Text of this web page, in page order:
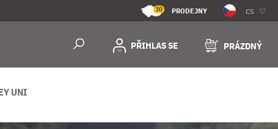
30 PRODEJNY CS
PŘIHLAS SE PRÁZDNÝ
UNI